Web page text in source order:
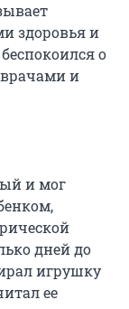
здоровья и
о
врачами и
и мог
дней до
игрушку
ее